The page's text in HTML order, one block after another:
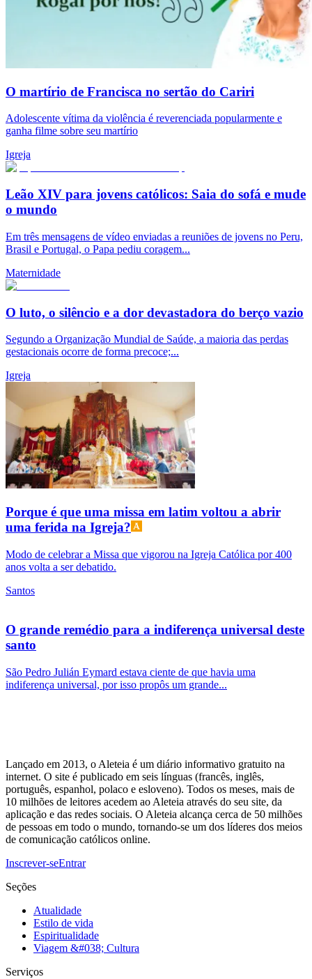
O martírio de Francisca no sertão do Cariri
Adolescente vítima da violência é reverenciada popularmente e
ganha filme sobre seu martírio
Igreja
Leão XIV para jovens católicos: Saia do sofá e mude
o mundo
Em três mensagens de vídeo enviadas a reuniões de jovens no Peru,
Brasil e Portugal, o Papa pediu coragem...
Maternidade
O luto, o silêncio e a dor devastadora do berço vazio
Segundo a Organização Mundial de Saúde, a maioria das perdas
gestacionais ocorre de forma precoce;...
Igreja
Porque é que uma missa em latim voltou a abrir
uma ferida na Igreja?
Modo de celebrar a Missa que vigorou na Igreja Católica por 400
anos volta a ser debatido.
Santos
O grande remédio para a indiferença universal deste
santo
São Pedro Julián Eymard estava ciente de que havia uma
indiferença universal, por isso propôs um grande...
Lançado em 2013, o Aleteia é um diário informativo gratuito na
internet. O site é publicado em seis línguas (francês, inglês,
português, espanhol, polaco e esloveno). Todos os meses, mais de
10 milhões de leitores acedem ao Aleteia através do seu site, da
aplicação e das redes sociais. O Aleteia alcança cerca de 50 milhões
de pessoas em todo o mundo, tornando-se um dos líderes dos meios
de comunicação católicos online.
Inscrever-seEntrar
Seções
Atualidade
Estilo de vida
Espiritualidade
Viagem &#038; Cultura
Serviços